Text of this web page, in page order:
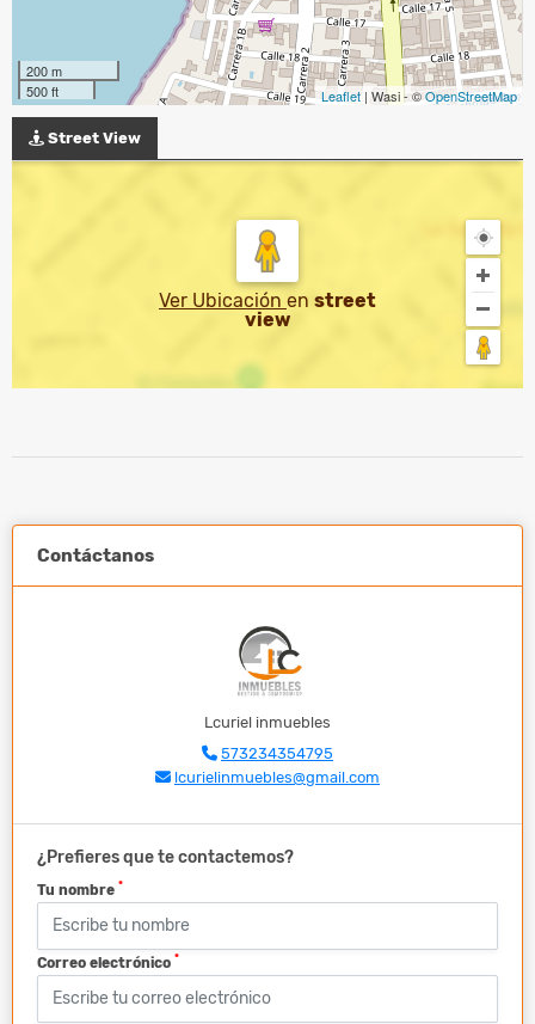
200 m
500 ft
Leaflet | Wasi - ©OpenStreetMap
Street View
Ver Ubicación en street
view
Contáctanos
Lcuriel inmuebles
573234354795
lcurielinmuebles@gmail.com
¿Prefieres que te contactemos?
Tu nombre *
Correo electrónico *